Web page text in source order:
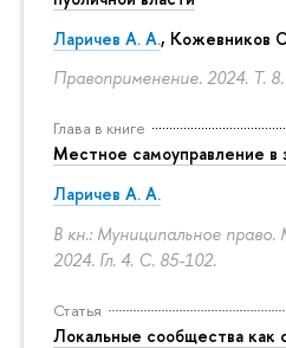
Ларичев А. А., Кожевников
Правоприменение. 2024. Т.
Глава в книге
Местное самоуправление в
Ларичев А. А.
В кн.: Муниципальное
2024. Гл. 4. С. 85-102.
Статья
Локальные сообщества как